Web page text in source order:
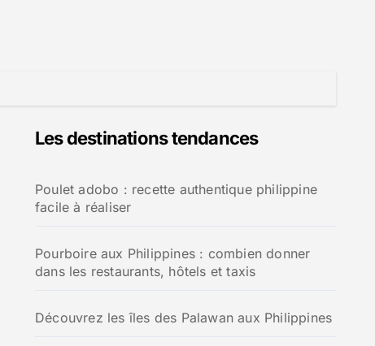
Les destinations tendances
Poulet adobo : recette authentique philippine
facile à réaliser
Pourboire aux Philippines : combien donner
dans les restaurants, hôtels et taxis
Découvrez les îles des Palawan aux Philippines